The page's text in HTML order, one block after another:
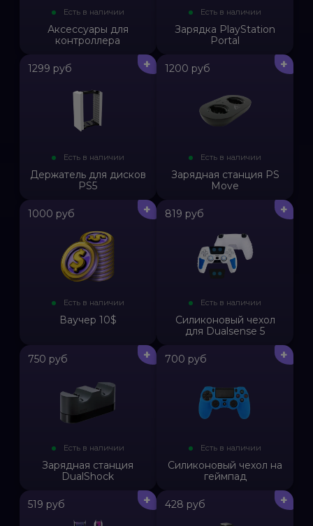
Есть в наличии
Аксессуары для
контроллера
Есть в наличии
Зарядка PlayStation
Portal
+
1299 руб
Есть в наличии
Держатель для дисков
PS5
+
1200 руб
Есть в наличии
Зарядная станция PS
Move
+
1000 руб
Есть в наличии
Ваучер 10$
+
819 руб
Есть в наличии
Силиконовый чехол
для Dualsense 5
+
750 руб
Есть в наличии
Зарядная станция
DualShock
+
700 руб
Есть в наличии
Силиконовый чехол на
геймпад
+
519 руб +
428 руб